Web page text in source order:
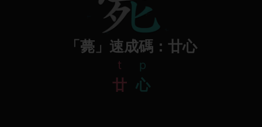
「薨」速成碼：廿心
t
廿
p
心